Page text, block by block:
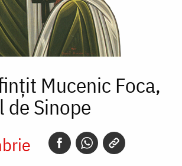
Mucenic Foca,
de Sinope